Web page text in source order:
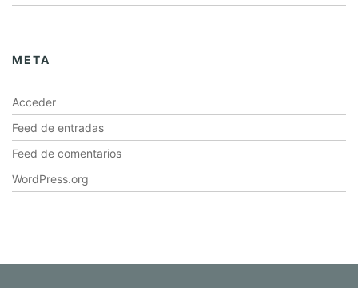
META
Acceder
Feed de entradas
Feed de comentarios
WordPress.org